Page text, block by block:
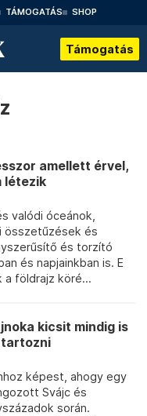
TÁMOGATÁS SHOP
Támogatás
amellett érvel,
létezik
valódi óceánok,
összetűzések és
és torzító
és napjainkban is. E
a földrajz köré...
kicsit mindig is
képest, ahogy egy
Svájc és
során.